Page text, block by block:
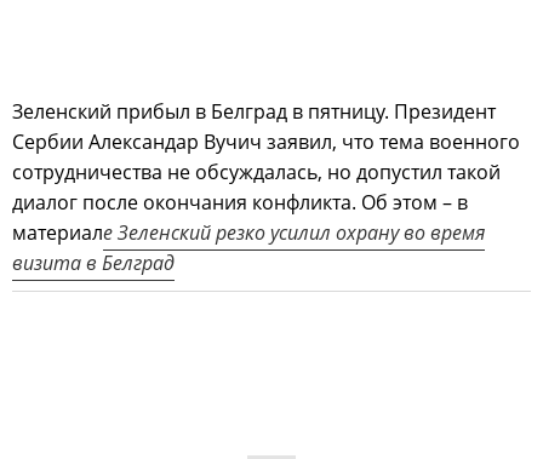
Зеленский прибыл в Белград в пятницу. Президент
Сербии Александар Вучич заявил, что тема военного
сотрудничества не обсуждалась, но допустил такой
диалог после окончания конфликта. Об этом – в
материале Зеленский резко усилил охрану во время
визита в Белград